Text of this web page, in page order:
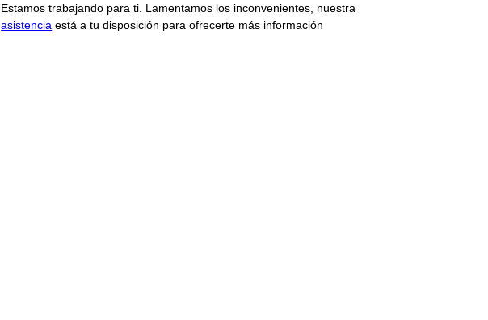
Estamos trabajando para ti. Lamentamos los inconvenientes, nuestra
asistencia está a tu disposición para ofrecerte más información